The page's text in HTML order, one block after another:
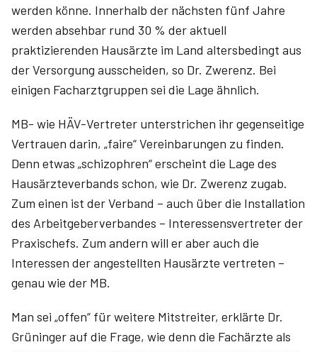
werden könne. Innerhalb der nächsten fünf Jahre
werden absehbar rund 30 % der aktuell
praktizierenden Hausärzte im Land altersbedingt aus
der Versorgung ausscheiden, so Dr. Zwerenz. Bei
einigen Facharztgruppen sei die Lage ähnlich.
MB- wie HÄV-Vertreter unterstrichen ihr gegenseitige
Vertrauen darin, „faire“ Vereinbarungen zu finden.
Denn etwas „schizophren“ erscheint die Lage des
Hausärzteverbands schon, wie Dr. Zwerenz zugab.
Zum einen ist der Verband – auch über die Installation
des Arbeitgeberverbandes – Interessensvertreter der
Praxis­chefs. Zum andern will er aber auch die
Interessen der angestellten Hausärzte vertreten –
genau wie der MB.
Man sei „offen“ für weitere Mitstreiter, erklärte Dr.
Grüninger auf die Frage, wie denn die Fachärzte als